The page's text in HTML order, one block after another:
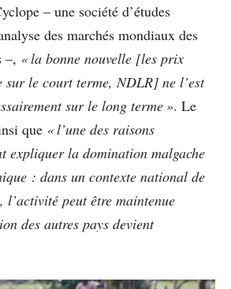
– une société d’études
des marchés mondiaux des
–, « la bonne nouvelle [les prix
sur le court terme, NDLR] ne l’est
sur le long terme ». Le
que « l’une des raisons
expliquer la domination malgache
: dans un contexte national de
peut être maintenue
des autres pays devient